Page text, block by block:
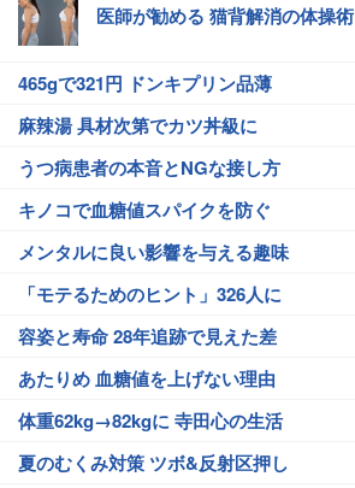
医師が勧める 猫背解消の体操術
465gで321円 ドンキプリン品薄
麻辣湯 具材次第でカツ丼級に
うつ病患者の本音とNGな接し方
キノコで血糖値スパイクを防ぐ
メンタルに良い影響を与える趣味
「モテるためのヒント」326人に
容姿と寿命 28年追跡で見えた差
あたりめ 血糖値を上げない理由
体重62kg→82kgに 寺田心の生活
夏のむくみ対策 ツボ&反射区押し